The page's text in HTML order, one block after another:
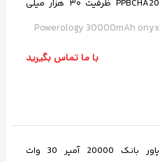
PPBCHA20 ظرفیت ۳۰ هزار میلی
آمپر ساعتی ۱۰۰ وات
Powerology 30000mAh onyx
با ما تماس بگیرید
پاور بانک 20000 آمپر 30 وات